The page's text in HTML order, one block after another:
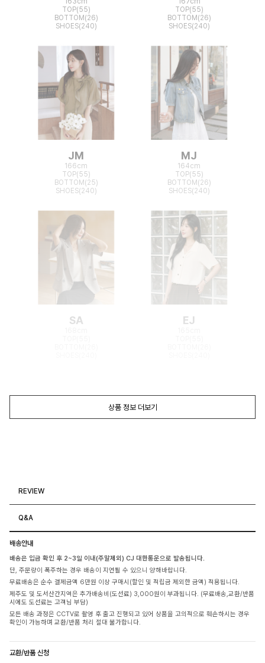
TOP(55)
BOTTOM(26)
SHOES(240)
TOP(55)
BOTTOM(26)
SHOES(240)
JM
166cm
TOP(55)
BOTTOM(25)
SHOES(240)
MJ
164cm
TOP(55)
BOTTOM(26)
SHOES(240)
SA EJ
상품 정보 더보기
REVIEW
Q&A
배송안내
배송은 입금 확인 후 2~3일 이내(주말제외) CJ 대한통운으로 발송됩니다.
단, 주문량이 폭주하는 경우 배송이 지연될 수 있으니 양해바랍니다.
무료배송은 순수 결제금액 6만원 이상 구매시(할인 및 적립금 제외한 금액) 적용됩니다.
제주도 및 도서산간지역은 추가배송비(도선료) 3,000원이 부과됩니다. (무료배송,교환/반품
시에도 도선료는 고객님 부담)
모든 배송 과정은 CCTV로 촬영 후 출고 진행되고 있어 상품을 고의적으로 훼손하시는 경우
확인이 가능하며 교환/반품 처리 절대 불가합니다.
교환/반품 신청